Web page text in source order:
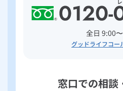
全日 9:00
グッドライフコー
窓口での相談